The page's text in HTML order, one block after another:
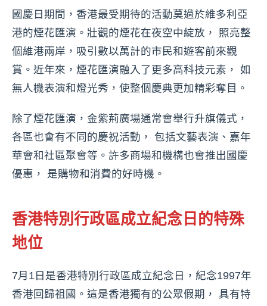
國慶日期間，香港最受期待的活動莫過於維多利亞
港的煙花匯演。壯觀的煙花在夜空中綻放， 照亮整
個維港兩岸，吸引數以萬計的市民和遊客前來觀
賞。近年來，煙花匯演融入了更多高科技元素， 如
無人機表演和燈光秀，使整個慶典更加精彩奪目。
除了煙花匯演，金紫荊廣場通常會舉行升旗儀式，
各區也會有不同的慶祝活動， 包括文藝表演、嘉年
華會和社區聚會等。許多商場和機構也會推出國慶
優惠， 是購物和消費的好時機。
香港特別行政區成立紀念日的特殊
地位
7月1日是香港特別行政區成立紀念日，紀念1997年
香港回歸祖國。這是香港獨有的公眾假期， 具有特